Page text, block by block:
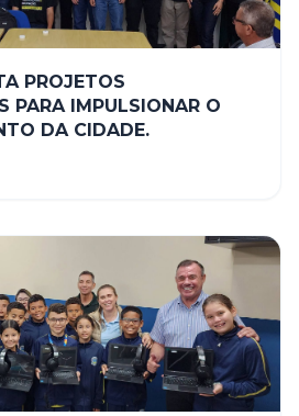
PROJETOS
PARA IMPULSIONAR O
DA CIDADE.